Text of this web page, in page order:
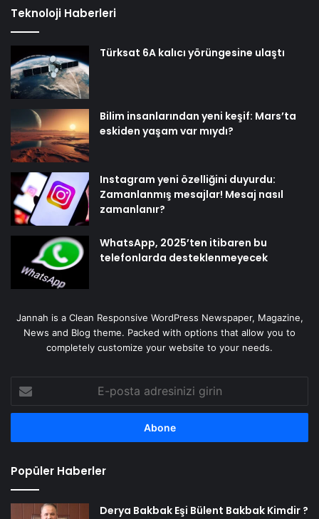
Teknoloji Haberleri
Türksat 6A kalıcı yörüngesine ulaştı
Bilim insanlarından yeni keşif: Mars’ta
eskiden yaşam var mıydı?
Instagram yeni özelliğini duyurdu:
Zamanlanmış mesajlar! Mesaj nasıl
zamanlanır?
WhatsApp, 2025’ten itibaren bu
telefonlarda desteklenmeyecek
Jannah is a Clean Responsive WordPress Newspaper, Magazine,
News and Blog theme. Packed with options that allow you to
completely customize your website to your needs.
posta
adresinizi
Popüler Haberler
Derya Bakbak Eşi Bülent Bakbak Kimdir ?